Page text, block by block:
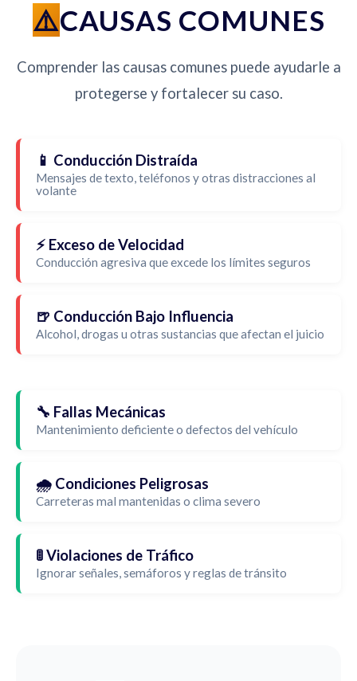
CAUSAS COMUNES
Comprender las causas comunes puede ayudarle a
protegerse y fortalecer su caso.
📱 Conducción Distraída
Mensajes de texto, teléfonos y otras distracciones al
volante
⚡ Exceso de Velocidad
Conducción agresiva que excede los límites seguros
🍺 Conducción Bajo Influencia
Alcohol, drogas u otras sustancias que afectan el juicio
🔧 Fallas Mecánicas
Mantenimiento deficiente o defectos del vehículo
🌧️ Condiciones Peligrosas
Carreteras mal mantenidas o clima severo
🚦 Violaciones de Tráfico
Ignorar señales, semáforos y reglas de tránsito